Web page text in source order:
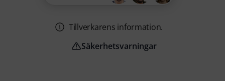
Tillverkarens information.
Säkerhetsvarningar